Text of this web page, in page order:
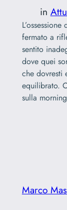
in
fermato a
sentito
dove quei
che dovresti
equilibrato.
sulla
Marco